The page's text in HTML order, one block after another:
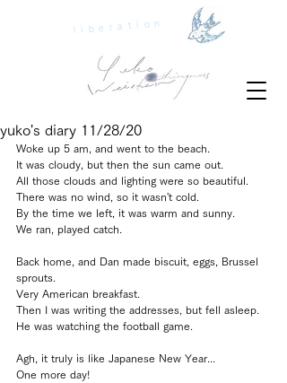
liberation
yuko's diary 11/28/20
Woke up 5 am, and went to the beach.
It was cloudy, but then the sun came out.
All those clouds and lighting were so beautiful.
There was no wind, so it wasn't cold.
By the time we left, it was warm and sunny.
We ran, played catch.
Back home, and Dan made biscuit, eggs, Brussel
sprouts.
Very American breakfast.
Then I was writing the addresses, but fell asleep.
He was watching the football game.
Agh, it truly is like Japanese New Year...
One more day!